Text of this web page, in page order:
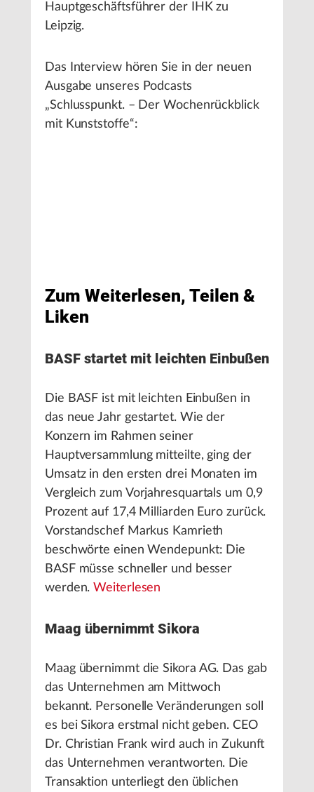
Hauptgeschäftsführer der IHK zu
Leipzig.
Das Interview hören Sie in der neuen
Ausgabe unseres Podcasts
„Schlusspunkt. – Der Wochenrückblick
mit Kunststoffe“:
Zum Weiterlesen, Teilen &
Liken
BASF startet mit leichten Einbußen
Die BASF ist mit leichten Einbußen in
das neue Jahr gestartet. Wie der
Konzern im Rahmen seiner
Hauptversammlung mitteilte, ging der
Umsatz in den ersten drei Monaten im
Vergleich zum Vorjahresquartals um 0,9
Prozent auf 17,4 Milliarden Euro zurück.
Vorstandschef Markus Kamrieth
beschwörte einen Wendepunkt: Die
BASF müsse schneller und besser
werden.Weiterlesen
Maag übernimmt Sikora
Maag übernimmt die Sikora AG. Das gab
das Unternehmen am Mittwoch
bekannt. Personelle Veränderungen soll
es bei Sikora erstmal nicht geben. CEO
Dr. Christian Frank wird auch in Zukunft
das Unternehmen verantworten. Die
Transaktion unterliegt den üblichen